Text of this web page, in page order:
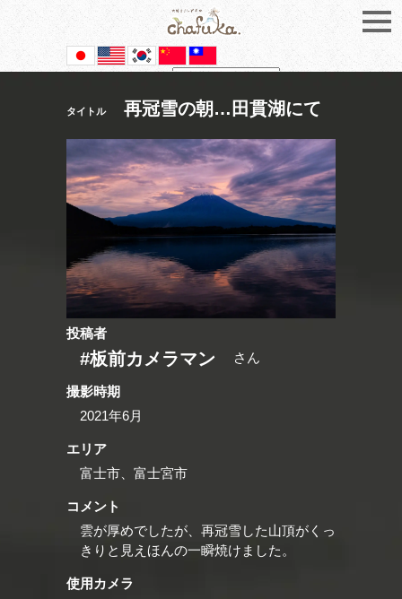
Powered by Translate
タイトル 再冠雪の朝…田貫湖にて
投稿者
#板前カメラマン さん
撮影時期
2021年6月
エリア
富士市、富士宮市
コメント
雲が厚めでしたが、再冠雪した山頂がくっ
きりと見えほんの一瞬焼けました。
使用カメラ